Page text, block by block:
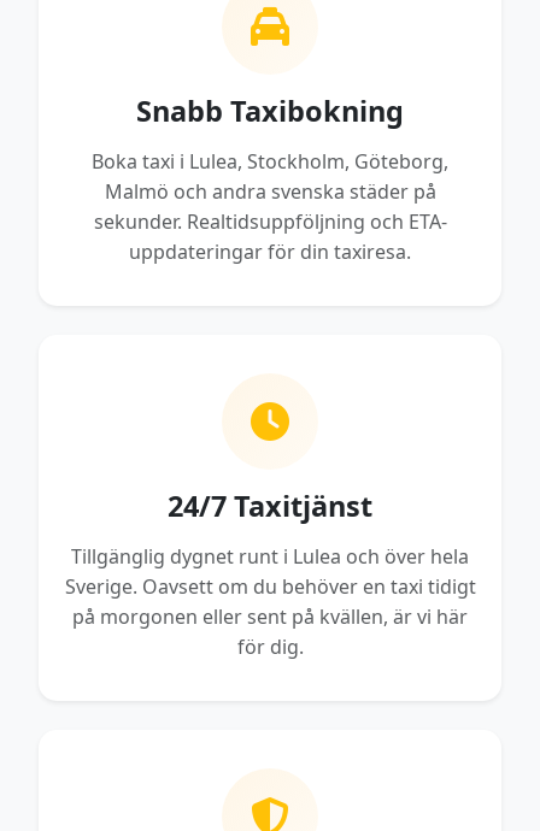
Snabb Taxibokning
Boka taxi i Lulea, Stockholm, Göteborg,
Malmö och andra svenska städer på
sekunder. Realtidsuppföljning och ETA-
uppdateringar för din taxiresa.
24/7 Taxitjänst
Tillgänglig dygnet runt i Lulea och över hela
Sverige. Oavsett om du behöver en taxi tidigt
på morgonen eller sent på kvällen, är vi här
för dig.